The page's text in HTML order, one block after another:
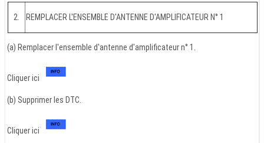
2. REMPLACER L'ENSEMBLE D'ANTENNE D'AMPLIFICATEUR N° 1
(a) Remplacer l'ensemble d'antenne d'amplificateur n° 1.
Cliquer ici
(b) Supprimer les DTC.
Cliquer ici